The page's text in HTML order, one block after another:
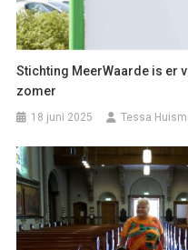
Stichting MeerWaarde is er
zomer
18 juni 2025 Tessa